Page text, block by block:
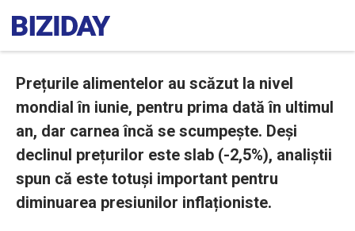
Prețurile alimentelor au scăzut la nivel
mondial în iunie, pentru prima dată în ultimul
an, dar carnea încă se scumpește. Deși
declinul prețurilor este slab (-2,5%), analiștii
spun că este totuși important pentru
diminuarea presiunilor inflaționiste.